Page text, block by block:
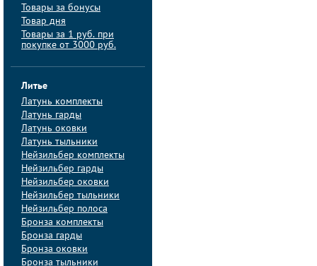
Товары за бонусы
Товар дня
Товары за 1 руб. при
покупке от 3000 руб.
Литье
Латунь комплекты
Латунь гарды
Латунь оковки
Латунь тыльники
Нейзильбер комплекты
Нейзильбер гарды
Нейзильбер оковки
Нейзильбер тыльники
Нейзильбер полоса
Бронза комплекты
Бронза гарды
Бронза оковки
Бронза тыльники